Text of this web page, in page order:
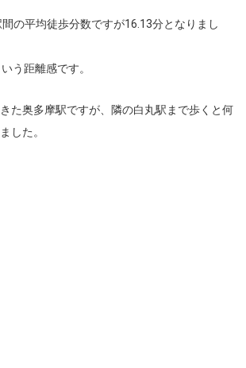
の平均徒歩分数ですが16.13分となりまし
う距離感です。
た奥多摩駅ですが、隣の白丸駅まで歩くと何
した。